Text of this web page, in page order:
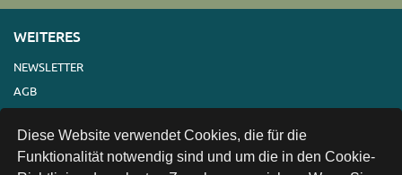
Diese Website verwendet Cookies, die für die
Funktionalität notwendig sind und um die in den Cookie-
WEITERES
NEWSLETTER
AGB
VERSAND
KONTAKT